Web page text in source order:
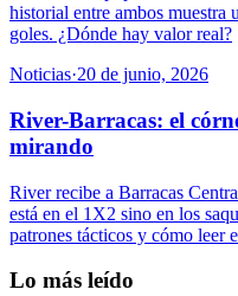
historial entre ambos muestra
goles. ¿Dónde hay valor real?
Noticias·20 de junio, 2026
River-Barracas: el
mirando
River recibe a Barracas
está en el 1X2 sino en los
patrones tácticos y cómo leer
Lo más leído